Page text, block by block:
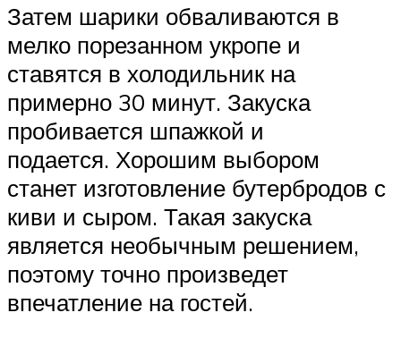
Затем шарики обваливаются в
мелко порезанном укропе и
ставятся в холодильник на
примерно 30 минут. Закуска
пробивается шпажкой и
подается. Хорошим выбором
станет изготовление бутербродов с
киви и сыром. Такая закуска
является необычным решением,
поэтому точно произведет
впечатление на гостей.